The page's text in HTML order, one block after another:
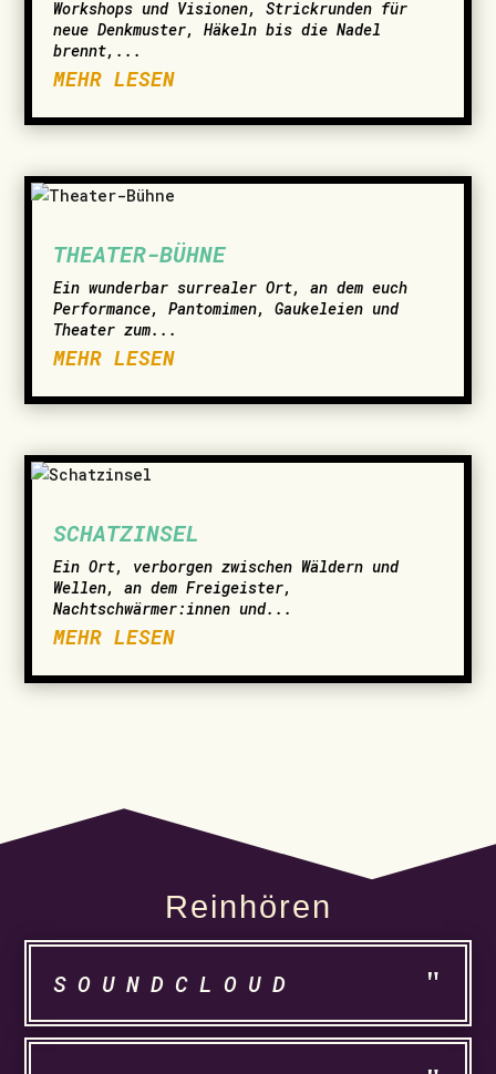
Workshops und Visionen, Strickrunden für
neue Denkmuster, Häkeln bis die Nadel
brennt,...
MEHR LESEN
THEATER-BÜHNE
Ein wunderbar surrealer Ort, an dem euch
Performance, Pantomimen, Gaukeleien und
Theater zum...
MEHR LESEN
SCHATZINSEL
Ein Ort, verborgen zwischen Wäldern und
Wellen, an dem Freigeister,
Nachtschwärmer:innen und...
MEHR LESEN
Reinhören
SOUNDCLOUD